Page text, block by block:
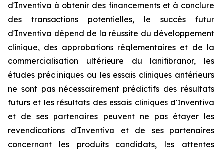
d'Inventiva à obtenir des financements et à conclure
des transactions potentielles, le succès futur
d'Inventiva dépend de la réussite du développement
clinique, des approbations réglementaires et de la
commercialisation ultérieure du lanifibranor, les
études précliniques ou les essais cliniques antérieurs
ne sont pas nécessairement prédictifs des résultats
futurs et les résultats des essais cliniques d'Inventiva
et de ses partenaires peuvent ne pas étayer les
revendications d'Inventiva et de ses partenaires
concernant les produits candidats, les attentes